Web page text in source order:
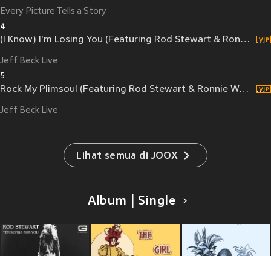
Every Picture Tells a Story
4
(I Know) I'm Losing You (Featuring Rod Stewart & Ronnie Wood) (Live)
Jeff Beck Live
5
Rock My Plimsoul (Featuring Rod Stewart & Ronnie Wood) (Live)
Jeff Beck Live
Lihat semua di JOOX
Album | Single